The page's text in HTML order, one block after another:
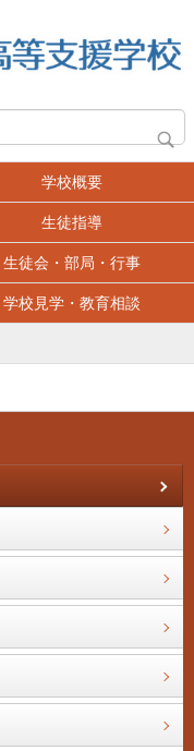
学校概要
生徒指導
生徒会・部局・行事
学校見学・教育相談